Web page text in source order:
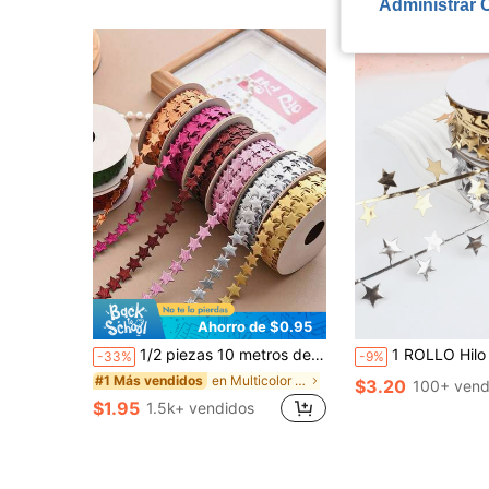
Ahorro de $0.95
-33% 1/2 piezas 10 metros de cinta con estrellas para manualidades de decoración, accesorios para el cabello, envoltura de regalos, decoración del Día de San Valentín, decoración de fiestas
#1 Más vendidos en Multicolor Cintas y lazos
$1.95 1.5k+ vendidos
-9% 1 ROLLO Hilo de corona de estrellas doradas, cinta decorativa de 393,7 pulgadas para festival, adecuada para manualidades, empaquetado de
$3.20 100+
Administrar